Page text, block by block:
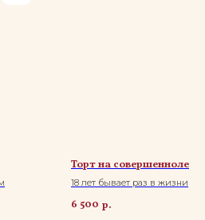
Торт на
18 лет бывает раз в жизни
6 500 р.